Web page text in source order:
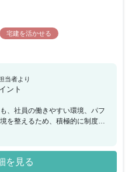
宅建を活かせる
当者より
ント
、社員の働きやすい環境、パフ
を整えるため、積極的に制度改
みが少ない不動産業界でありな
の自主性を尊重し、効率的な働
採用しています。
を見る